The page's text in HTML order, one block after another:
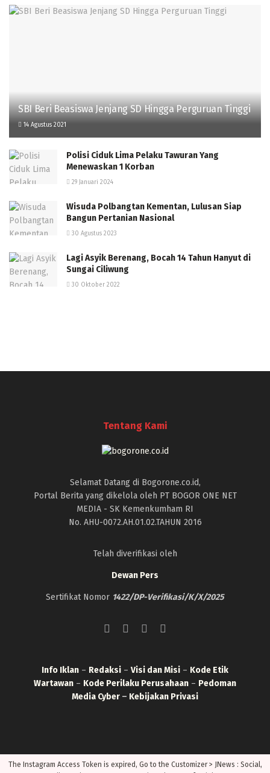
SBI Beri Beasiswa Jenjang SD Hingga Perguruan Tinggi
14 Agustus 2021
Polisi Ciduk Lima Pelaku Tawuran Yang
Menewaskan 1 Korban
29 Januari 2024
Wisuda Polbangtan Kementan, Lulusan Siap
Bangun Pertanian Nasional
30 Agustus 2023
Lagi Asyik Berenang, Bocah 14 Tahun Hanyut di
Sungai Ciliwung
30 Oktober 2022
Tentang Kami
Selamat Datang di Bogorone.co.id,
Portal Berita yang dikelola oleh PT BOGOR ONE NET
MEDIA - SK Kemenkumham RI
No. AHU-0072.AH.01.02.TAHUN 2016
Telah diverifikasi oleh
Dewan Pers
Sertifikat Nomor 1422/DP-Verifikasi/K/X/2025
Info Iklan – Redaksi – Visi dan Misi – Kode Etik
Wartawan – Kode Perilaku Perusahaan – Pedoman
Media Cyber – Kebijakan Privasi
The Instagram Access Token is expired, Go to the Customizer > JNews : Social,